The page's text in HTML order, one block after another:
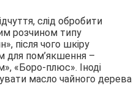
слід обробити
розчином типу
після чого шкіру
для пом’якшення –
«Боро-плюс». Іноді
масло чайного дерева